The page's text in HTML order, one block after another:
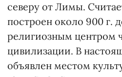
северу от Лимы.
построен около 900 г.
религиозным центром
цивилизации. В
объявлен местом